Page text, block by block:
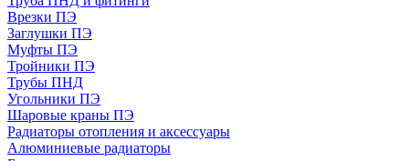
Врезки ПЭ
Заглушки ПЭ
Муфты ПЭ
Тройники ПЭ
Трубы ПНД
Угольники ПЭ
Шаровые краны ПЭ
Радиаторы отопления и аксессуары
Алюминиевые радиаторы